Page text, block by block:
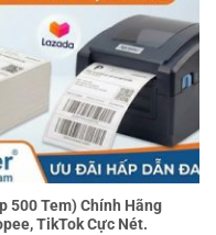
500 Tem) Chính Hãng
TikTok Cực Nét.